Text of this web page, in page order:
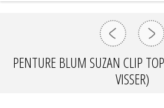
PENTURE BLUM SUZAN CLIP
VISSER)